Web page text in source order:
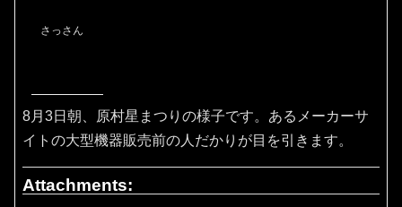
さっさん
8月3日朝、原村星まつりの様子です。あるメーカーサ
イトの大型機器販売前の人だかりが目を引きます。
Attachments: